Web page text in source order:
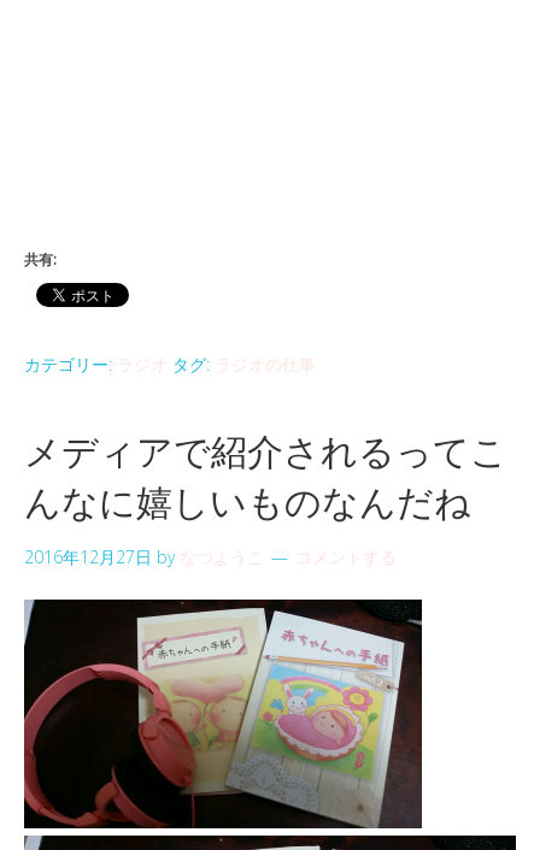
共有:
カテゴリー: ラジオ タグ: ラジオの仕事
メディアで紹介されるってこ
んなに嬉しいものなんだね
2016年12月27日 by なつようこ コメントする